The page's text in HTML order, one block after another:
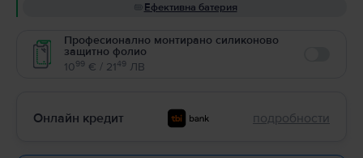
Ефективна батерия
Професионално монтирано силиконово
защитно фолио
1099 € / 2149 ЛВ
Онлайн кредит подробности